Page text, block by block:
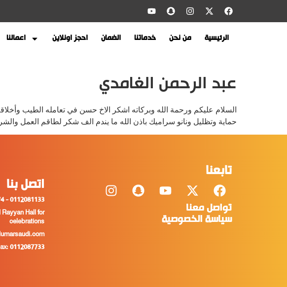
اعمالنا احجز اونلاين الضمان خدماتنا من نحن الرئيسية
عبد الرحمن الغامدي
‏السلام عليكم ورحمة الله وبركاته اشكر الاخ حسن في تعامله الطيب
حماية وتظليل ونانو سراميك باذن الله ما يندم الف شكر لطاقم العمل
اتصل بنا
0112081133 - 920017474
Hall for
celebrations
0112087733
تابعنا
تواصل معنا
سياسة الخصوصية